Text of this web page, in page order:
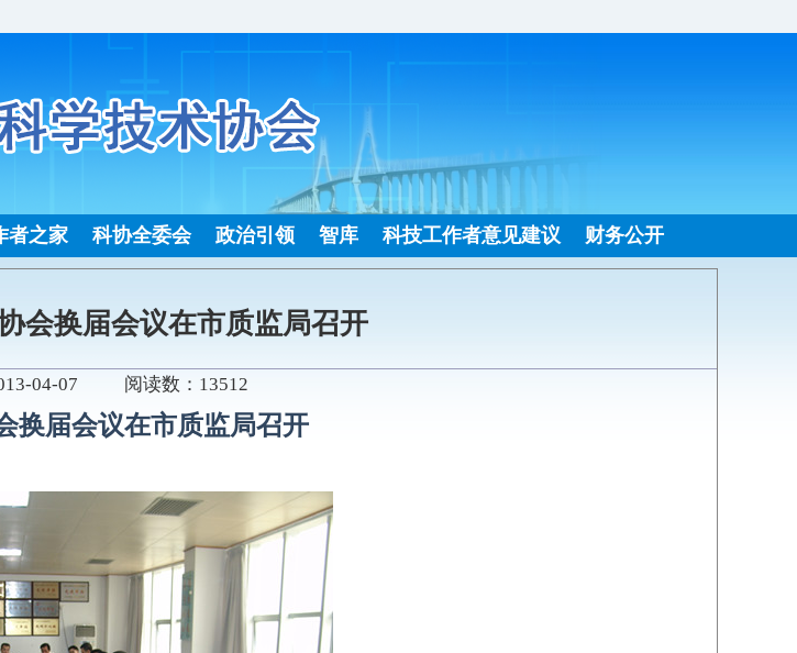
者之家 科协全委会 政治引领 智库 科技工作者意见建议 财务公开
会换届会议在市质监局召开
04-07 阅读数：13512
换届会议在市质监局召开